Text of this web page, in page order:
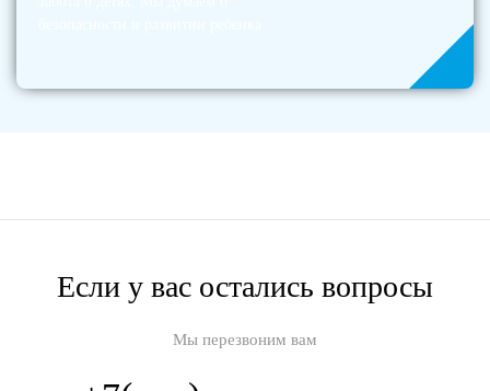
Если у вас остались вопросы
Мы перезвоним вам